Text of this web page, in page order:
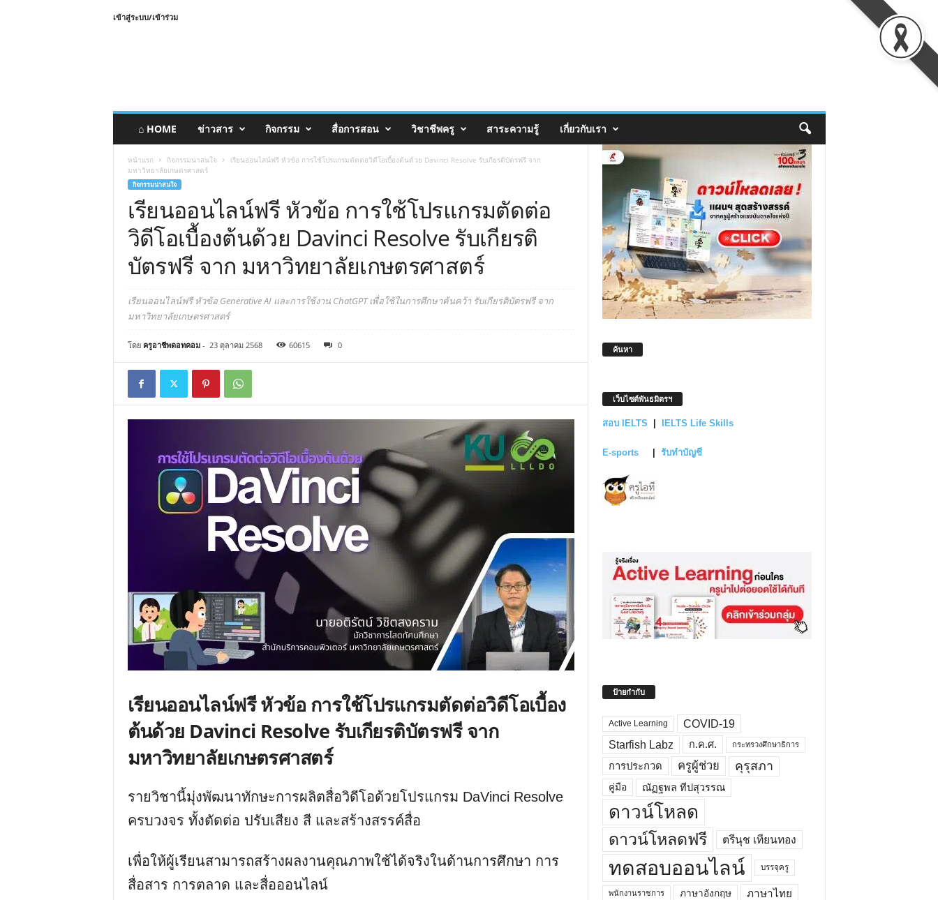
เข้าสู่ระบบ/เข้าร่วม
⌂ HOME ข่าวสาร กิจกรรม สื่อการสอน วิชาชีพครู สาระความรู้ เกี่ยวกับเรา
หน้าแรก กิจกรรมน่าสนใจ
เรียนออนไลน์ฟรี หัวข้อ การใช้โปรแกรมตัดต่อวิดีโอเบื้องต้นด้วย Davinci Resolve รับเกียรติบัตรฟรี จาก
มหาวิทยาลัยเกษตรศาสตร์
กิจกรรมน่าสนใจ
เรียนออนไลน์ฟรี หัวข้อ การใช้โปรแกรมตัดต่อ
วิดีโอเบื้องต้นด้วย Davinci Resolve รับเกียรติ
บัตรฟรี จาก มหาวิทยาลัยเกษตรศาสตร์
เรียนออนไลน์ฟรี หัวข้อ Generative AI และการใช้งาน ChatGPT เพื่อใช้ในการศึกษาค้นคว้า รับเกียรติบัตรฟรี จาก
มหาวิทยาลัยเกษตรศาสตร์
โดย ครูอาชีพดอทคอม- 23 ตุลาคม 2568 60615 0
เรียนออนไลน์ฟรี หัวข้อ การใช้โปรแกรมตัดต่อวิดีโอเบื้อง
ต้นด้วย Davinci Resolve รับเกียรติบัตรฟรี จาก
มหาวิทยาลัยเกษตรศาสตร์
รายวิชานี้มุ่งพัฒนาทักษะการผลิตสื่อวิดีโอด้วยโปรแกรม DaVinci Resolve
ครบวงจร ทั้งตัดต่อ ปรับเสียง สี และสร้างสรรค์สื่อ
เพื่อให้ผู้เรียนสามารถสร้างผลงานคุณภาพใช้ได้จริงในด้านการศึกษา การ
สื่อสาร การตลาด และสื่อออนไลน์
ค้นหา
เว็บไซต์พันธมิตรฯ
สอบ IELTS IELTS Life Skills
E-sports รับทำบัญชี
ป้ายกำกับ
Active Learning
COVID-19
Starfish Labz
ก.ค.ศ. กระทรวงศึกษาธิการ
การประกวด ครูผู้ช่วย คุรุสภา
คู่มือ ณัฏฐพล ทีปสุวรรณ
ดาวน์โหลด
ดาวน์โหลดฟรี ตรีนุช เทียนทอง
ทดสอบออนไลน์ บรรจุครู
พนักงานราชการ ภาษาอังกฤษ ภาษาไทย